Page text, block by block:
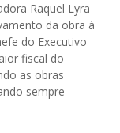
Raquel Lyra
da obra à
do Executivo
fiscal do
as obras
sempre